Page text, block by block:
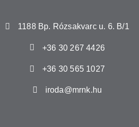
1188 Bp. Rózsakvarc u. 6. B/1
+36 30 267 4426
+36 30 565 1027
iroda@mrnk.hu